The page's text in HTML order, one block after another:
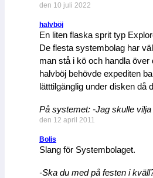
den 10 juli 2022
halvböj
En liten flaska sprit typ
De flesta systembolag har
man stå i kö och handla
halvböj behövde expediten
lätttilgänglig under disken då
På systemet: -Jag skulle
den 12 april 2011
Bolis
Slang för Systembolaget.
-Ska du med på festen i